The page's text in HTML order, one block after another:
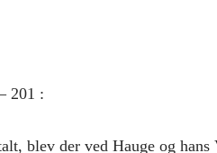
201 :
blev der ved Hauge og